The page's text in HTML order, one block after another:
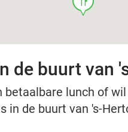
de buurt van
betaalbare lunch of
in de buurt van 's-